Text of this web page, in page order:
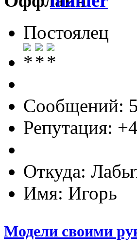
Постоялец
Сообщений:
Репутация:
Откуда:
Имя: Игорь
Модели своими